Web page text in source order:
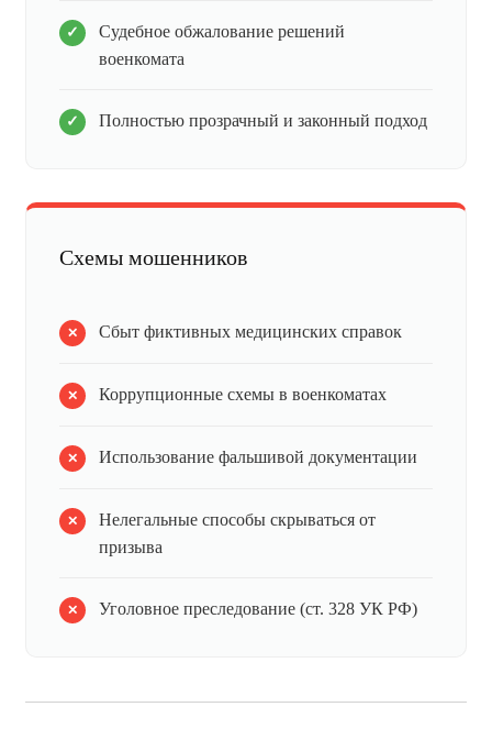
Судебное обжалование решений
военкомата
Полностью прозрачный и законный подход
Схемы мошенников
Сбыт фиктивных медицинских справок
Коррупционные схемы в военкоматах
Использование фальшивой документации
Нелегальные способы скрываться от
призыва
Уголовное преследование (ст. 328 УК РФ)